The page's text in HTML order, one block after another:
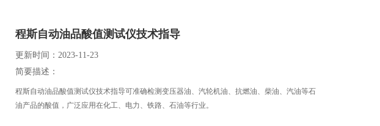
程斯自动油品酸值测试仪技术指导
更新时间：2023-11-23
简要描述：
程斯自动油品酸值测试仪技术指导可准确检测变压器油、汽轮机油、抗燃油、柴油、汽油等石
油产品的酸值，广泛应用在化工、电力、铁路、石油等行业。